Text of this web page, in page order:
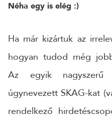
Néha egy is elég :)
Ha már kizártuk az
hogyan tudod még
Az egyik
úgynevezett SKAG-kat
rendelkező